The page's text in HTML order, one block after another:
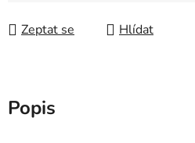
Zeptat se Hlídat
Popis